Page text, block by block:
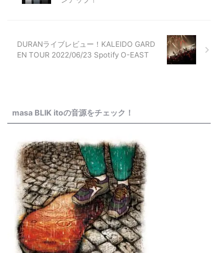
DURANライブレビュー！KALEIDO GARD
EN TOUR 2022/06/23 Spotify O-EAST
masa BLIK itoの音源をチェック！